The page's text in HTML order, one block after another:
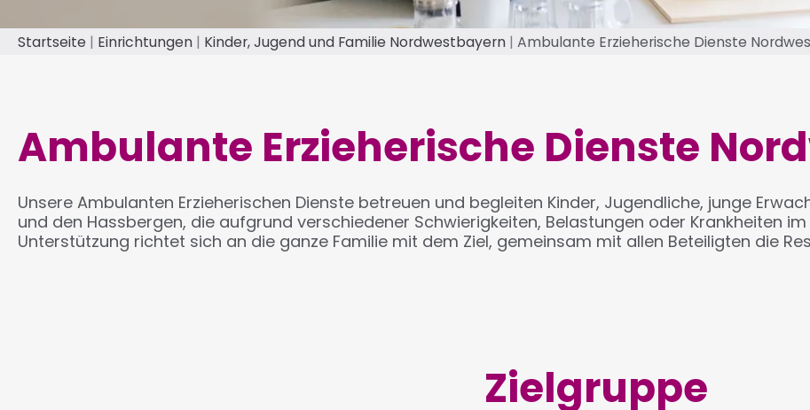
Startseite Einrichtungen Kinder, Jugend und Familie Nordwestbayern Ambulante Erzieherische Dienste
Ambulante Erzieherische Dienste
Unsere Ambulanten Erzieherischen Dienste betreuen und begleiten Kinder, Jugendliche, junge
und den Hassbergen, die aufgrund verschiedener Schwierigkeiten, Belastungen oder Krankheiten
Unterstützung richtet sich an die ganze Familie mit dem Ziel, gemeinsam mit allen Beteiligten die
Zielgruppe